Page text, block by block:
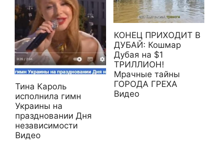
Тина Кароль
исполнила гимн
Украины на
праздновании Дня
независимости
Видео
КОНЕЦ ПРИХОДИТ В
ДУБАЙ: Кошмар
Дубая на $1
ТРИЛЛИОН!
Мрачные тайны
ГОРОДА ГРЕХА
Видео